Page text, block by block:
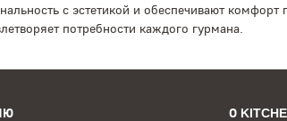
с эстетикой и обеспечивают
потребности каждого гурмана.
О